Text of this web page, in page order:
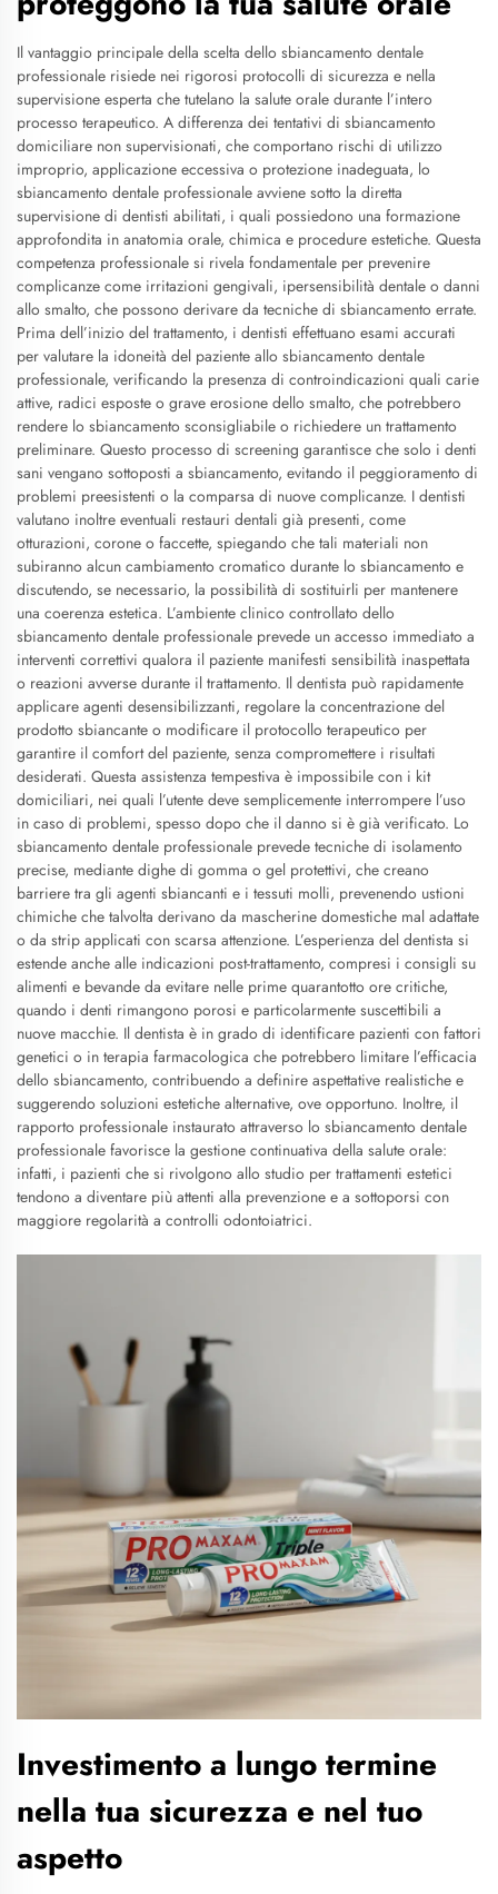
Il vantaggio principale della scelta dello sbiancamento dentale
professionale risiede nei rigorosi protocolli di sicurezza e nella
supervisione esperta che tutelano la salute orale durante l’intero
processo terapeutico. A differenza dei tentativi di sbiancamento
domiciliare non supervisionati, che comportano rischi di utilizzo
improprio, applicazione eccessiva o protezione inadeguata, lo
sbiancamento dentale professionale avviene sotto la diretta
supervisione di dentisti abilitati, i quali possiedono una formazione
approfondita in anatomia orale, chimica e procedure estetiche. Questa
competenza professionale si rivela fondamentale per prevenire
complicanze come irritazioni gengivali, ipersensibilità dentale o danni
allo smalto, che possono derivare da tecniche di sbiancamento errate.
Prima dell’inizio del trattamento, i dentisti effettuano esami accurati
per valutare la idoneità del paziente allo sbiancamento dentale
professionale, verificando la presenza di controindicazioni quali carie
attive, radici esposte o grave erosione dello smalto, che potrebbero
rendere lo sbiancamento sconsigliabile o richiedere un trattamento
preliminare. Questo processo di screening garantisce che solo i denti
sani vengano sottoposti a sbiancamento, evitando il peggioramento di
problemi preesistenti o la comparsa di nuove complicanze. I dentisti
valutano inoltre eventuali restauri dentali già presenti, come
otturazioni, corone o faccette, spiegando che tali materiali non
subiranno alcun cambiamento cromatico durante lo sbiancamento e
discutendo, se necessario, la possibilità di sostituirli per mantenere
una coerenza estetica. L’ambiente clinico controllato dello
sbiancamento dentale professionale prevede un accesso immediato a
interventi correttivi qualora il paziente manifesti sensibilità inaspettata
o reazioni avverse durante il trattamento. Il dentista può rapidamente
applicare agenti desensibilizzanti, regolare la concentrazione del
prodotto sbiancante o modificare il protocollo terapeutico per
garantire il comfort del paziente, senza compromettere i risultati
desiderati. Questa assistenza tempestiva è impossibile con i kit
domiciliari, nei quali l’utente deve semplicemente interrompere l’uso
in caso di problemi, spesso dopo che il danno si è già verificato. Lo
sbiancamento dentale professionale prevede tecniche di isolamento
precise, mediante dighe di gomma o gel protettivi, che creano
barriere tra gli agenti sbiancanti e i tessuti molli, prevenendo ustioni
chimiche che talvolta derivano da mascherine domestiche mal adattate
o da strip applicati con scarsa attenzione. L’esperienza del dentista si
estende anche alle indicazioni post-trattamento, compresi i consigli su
alimenti e bevande da evitare nelle prime quarantotto ore critiche,
quando i denti rimangono porosi e particolarmente suscettibili a
nuove macchie. Il dentista è in grado di identificare pazienti con fattori
genetici o in terapia farmacologica che potrebbero limitare l’efficacia
dello sbiancamento, contribuendo a definire aspettative realistiche e
suggerendo soluzioni estetiche alternative, ove opportuno. Inoltre, il
rapporto professionale instaurato attraverso lo sbiancamento dentale
professionale favorisce la gestione continuativa della salute orale:
infatti, i pazienti che si rivolgono allo studio per trattamenti estetici
tendono a diventare più attenti alla prevenzione e a sottoporsi con
maggiore regolarità a controlli odontoiatrici.
Investimento a lungo termine
nella tua sicurezza e nel tuo
aspetto